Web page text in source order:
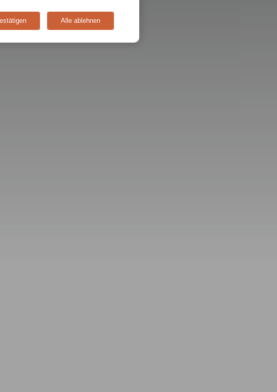
Alle ablehnen